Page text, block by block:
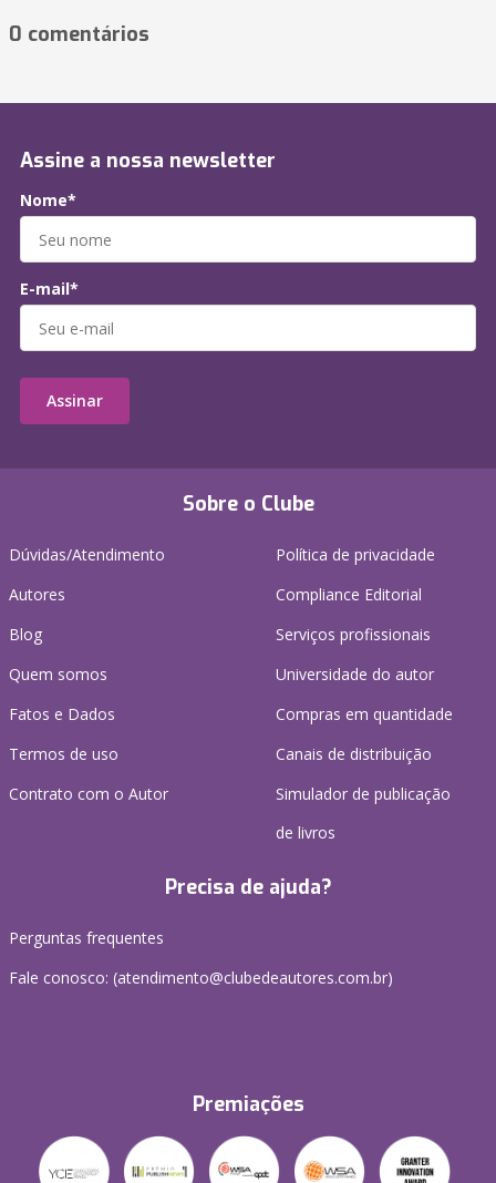
0 comentários
Sobre o Clube
Dúvidas/Atendimento
Autores
Blog
Quem somos
Fatos e Dados
Termos de uso
Contrato com o Autor
Política de privacidade
Compliance Editorial
Serviços profissionais
Universidade do autor
Compras em quantidade
Canais de distribuição
Simulador de publicação
de livros
Precisa de ajuda?
Perguntas frequentes
Fale conosco: (atendimento@clubedeautores.com.br)
Premiações
Assine a nossa newsletter
Nome*
E-mail*
Assinar